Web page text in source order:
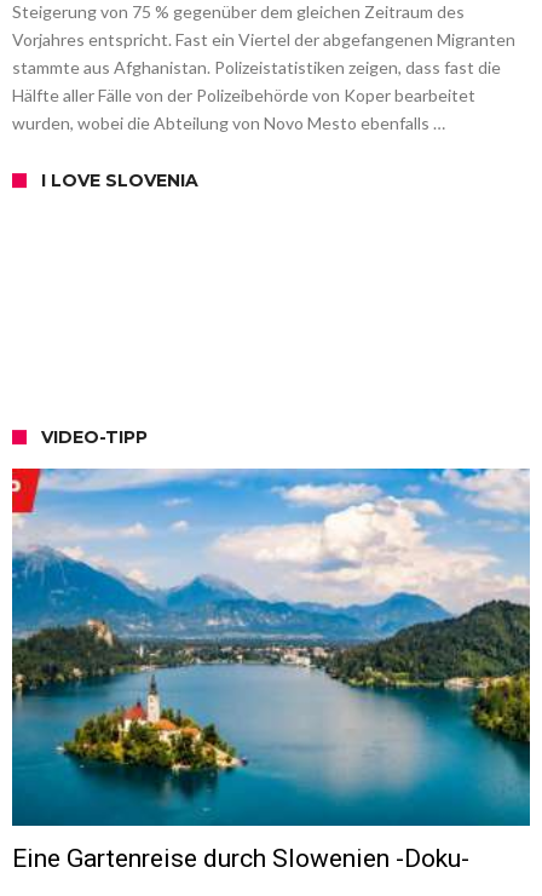
Steigerung von 75 % gegenüber dem gleichen Zeitraum des
Vorjahres entspricht. Fast ein Viertel der abgefangenen Migranten
stammte aus Afghanistan. Polizeistatistiken zeigen, dass fast die
Hälfte aller Fälle von der Polizeibehörde von Koper bearbeitet
wurden, wobei die Abteilung von Novo Mesto ebenfalls …
I LOVE SLOVENIA
VIDEO-TIPP
Eine Gartenreise durch Slowenien -Doku-